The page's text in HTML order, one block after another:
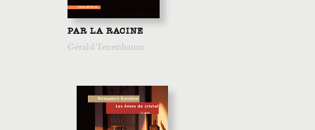
PAR LA RACINE
Gérald Tenenbaum